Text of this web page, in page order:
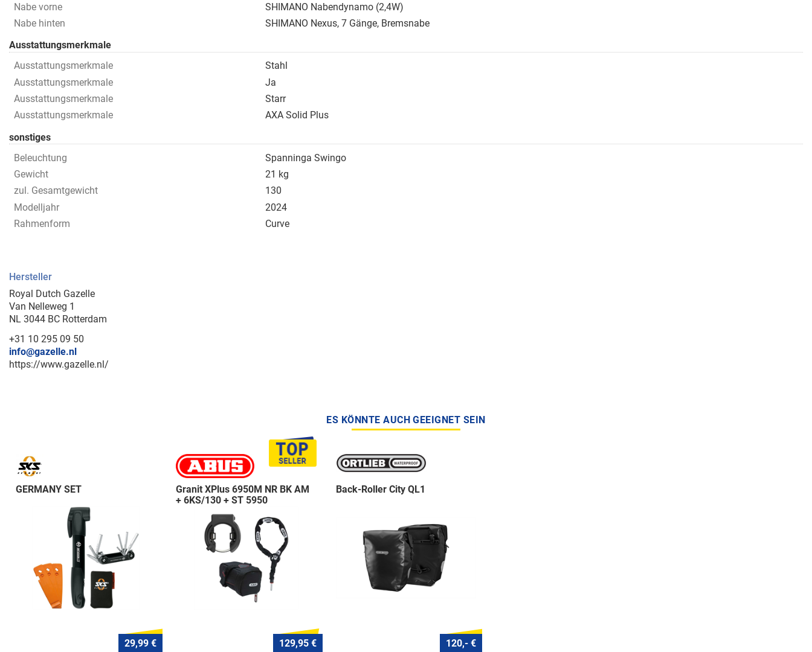
Nabe vorne
SHIMANO Nabendynamo (2,4W)
Nabe hinten
SHIMANO Nexus, 7 Gänge, Bremsnabe
Ausstattungsmerkmale
Ausstattungsmerkmale
Stahl
Ausstattungsmerkmale
Ja
Ausstattungsmerkmale
Starr
Ausstattungsmerkmale
AXA Solid Plus
sonstiges
Beleuchtung
Spanninga Swingo
Gewicht
21 kg
zul. Gesamtgewicht
130
Modelljahr
2024
Rahmenform
Curve
Hersteller
Royal Dutch Gazelle
Van Nelleweg 1
NL 3044 BC Rotterdam
+31 10 295 09 50
info@gazelle.nl
https://www.gazelle.nl/
ES KÖNNTE AUCH GEEIGNET SEIN
GERMANY SET
29,99 €
Granit XPlus 6950M NR BK AM
+ 6KS/130 + ST 5950
129,95 €
Back-Roller City QL1
120,- €